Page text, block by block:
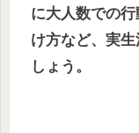
に大人数での
け方など、実
しょう。